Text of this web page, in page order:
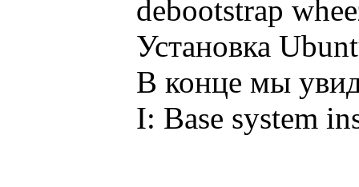
debootstrap
Установка
В конце мы
I: Base system